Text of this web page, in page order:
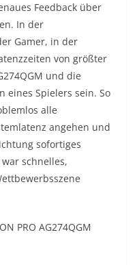
Feedback über
In der
Gamer, in der
von größter
und die
eines Spielers sein. So
alle
angehen und
sofortiges
schnelles,
PRO AG274QGM